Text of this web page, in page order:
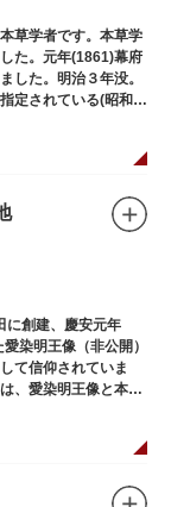
草学者です。本草学
た。元年(1861)幕府
した。明治３年没。
定されている(昭和３
に創建、慶安元年
染明王像（非公開）
て信仰されていま
、愛染明王像と本堂
。